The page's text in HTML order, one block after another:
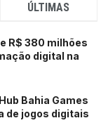
ÚLTIMAS
R$ 380 milhões
digital na
Bahia Games
de jogos digitais